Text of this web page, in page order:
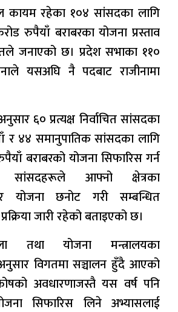
कायम रहेका १०४ सांसदका लागि
रुपैयाँ बराबरका योजना प्रस्ताव
जनाएको छ। प्रदेश सभाका ११०
यसअघि नै पदबाट राजीनामा
६० प्रत्यक्ष निर्वाचित सांसदका
र ४४ समानुपातिक सांसदका लागि
बराबरको योजना सिफारिस गर्न
आफ्नो क्षेत्रका
योजना छनोट गरी सम्बन्धित
जारी रहेको बताइएको छ।
तथा योजना मन्त्रालयका
विगतमा सञ्चालन हुँदै आएको
अवधारणाजस्तै यस वर्ष पनि
सिफारिस लिने अभ्यासलाई